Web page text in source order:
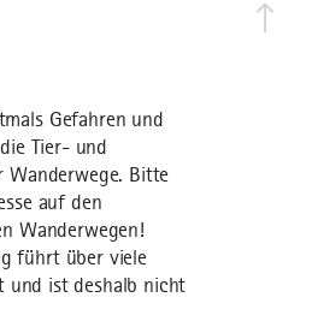
Gefahren und
Tier- und
Wanderwege. Bitte
auf den
Wanderwegen!
führt über viele
und ist deshalb nicht